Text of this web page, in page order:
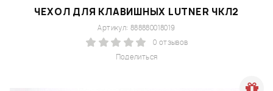
ЧЕХОЛ ДЛЯ КЛАВИШНЫХ LUTNER ЧКЛ2
Поделиться
Артикул: 888880018019
0 отзывов